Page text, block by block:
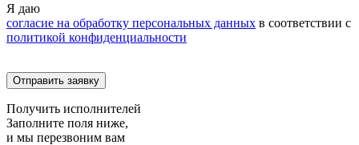
Я даю
согласие на обработку персональных данных в соответствии с
политикой конфиденциальности
Получить исполнителей
Заполните поля ниже,
и мы перезвоним вам